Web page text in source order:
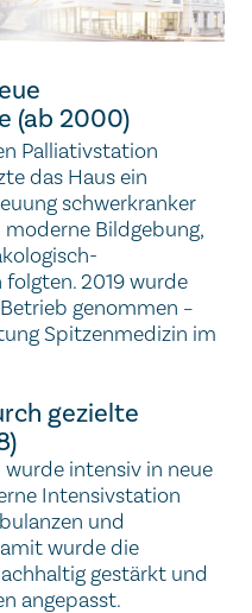
(ab 2000)
Palliativstation
das Haus ein
schwerkranker
Bildgebung,
2019 wurde
genommen –
Spitzenmedizin im
gezielte
wurde intensiv in neue
Intensivstation
und
wurde die
gestärkt und
angepasst.